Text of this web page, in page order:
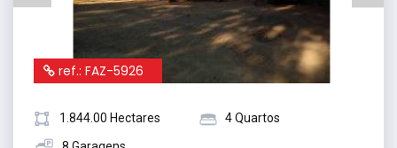
ref.: FAZ-5926
1.844.00 Hectares
4 Quartos